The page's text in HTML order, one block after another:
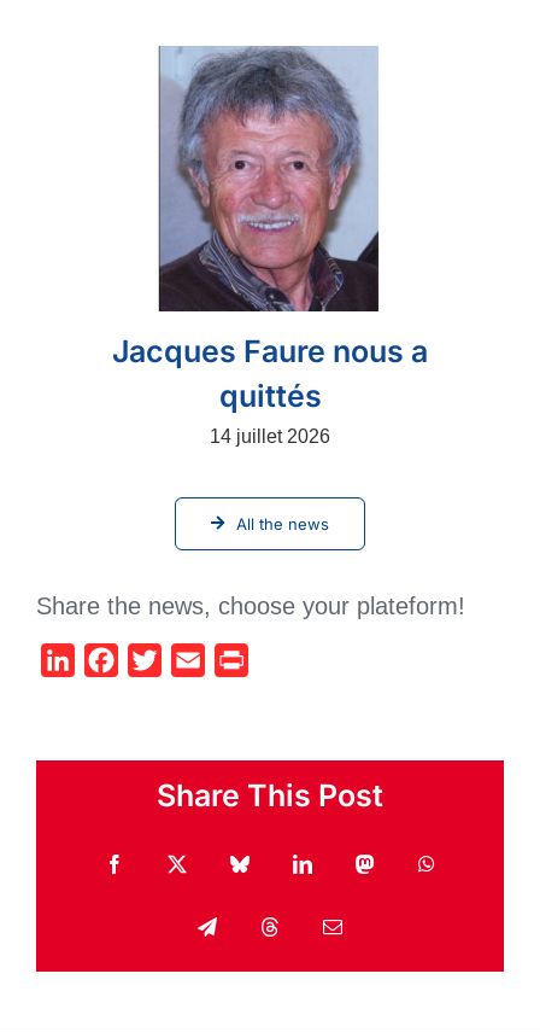
Jacques Faure nous a
quittés
14 juillet 2026
All the news
Share the news, choose your plateform!
LinkedInFacebook
Twitter Email
Share This Post
Facebook
X BlueskyLinkedInMastodonWhatsApp
TelegramThreadsEmail